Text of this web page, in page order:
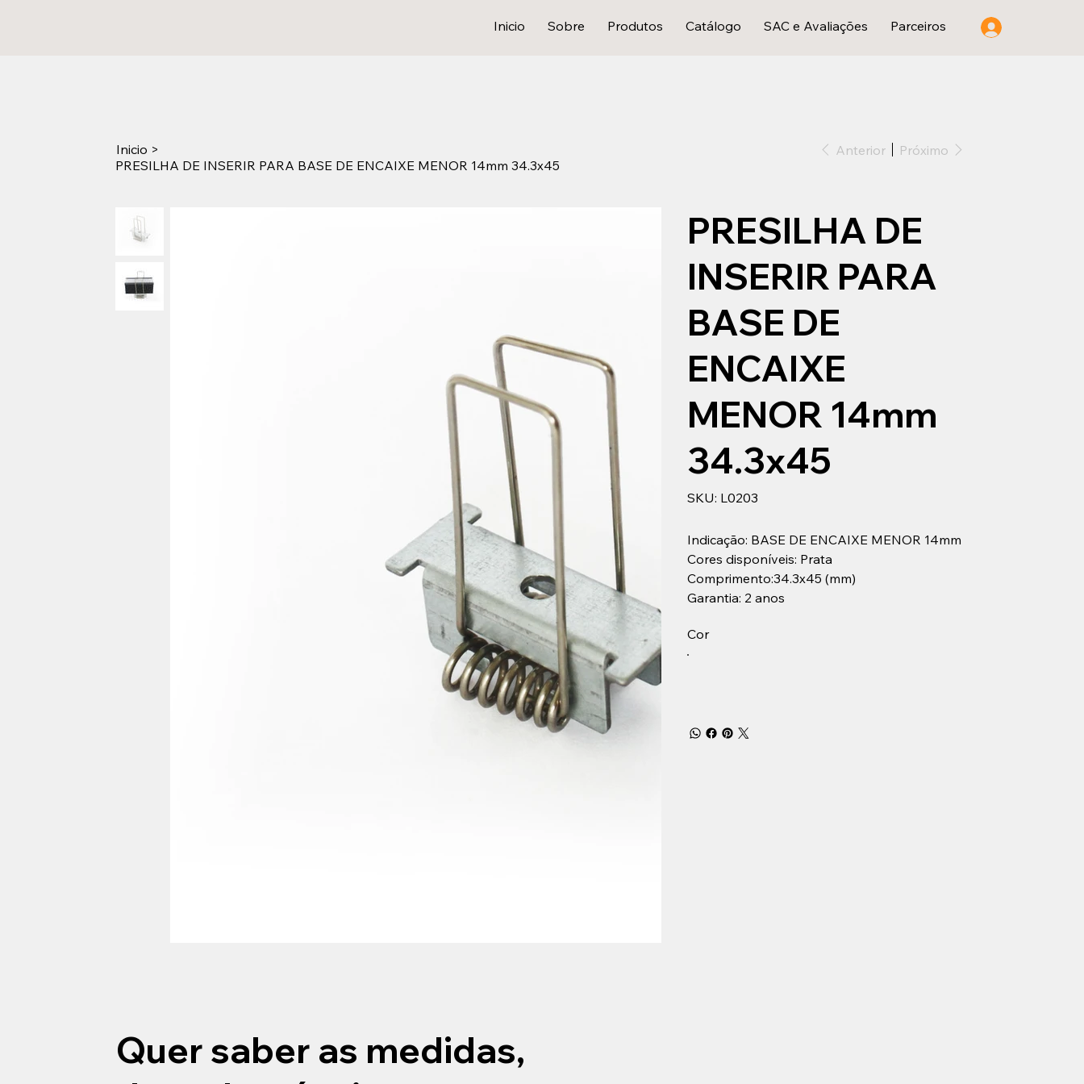
Inicio Sobre Produtos Catálogo SAC e Avaliações Parceiros
Quer saber as medidas,
Inicio >
PRESILHA DE INSERIR PARA BASE DE ENCAIXE MENOR 14mm 34.3x45
Anterior Próximo
PRESILHA DE
INSERIR PARA
BASE DE
ENCAIXE
MENOR 14mm
34.3x45
SKU: SKU
L0203
L0203
Indicação: BASE DE ENCAIXE MENOR 14mm
Cores disponíveis: Prata
Comprimento:34.3x45 (mm)
Garantia: 2 anos
Cor